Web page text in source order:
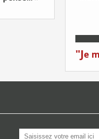
"Je me